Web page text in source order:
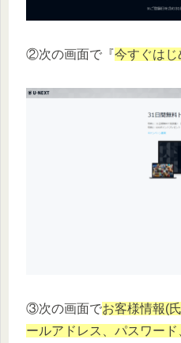
②次の画面で『今すぐはじ
③次の画面でお客様情報(
ールアドレス、パスワー